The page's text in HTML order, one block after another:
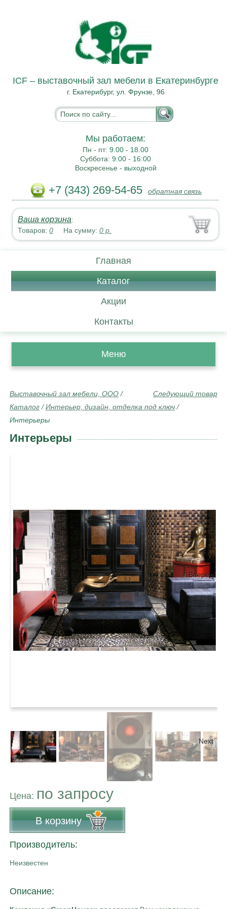
ICF – выставочный зал мебели в Екатеринбурге
г. Екатерибург, ул. Фрунзе, 96
Мы работаем:
Пн - пт:9.00 - 18.00
Суббота:9:00 - 16:00
Воскресенье - выходной
+7 (343) 269-54-65 обратная связь
Ваша корзина:
Товаров:0 На сумму:0 р.
Главная
Каталог
Акции
Контакты
Меню
Следующий товар
Выставочный зал мебели, ООО /
Каталог /Интерьер, дизайн, отделка под ключ /
Интерьеры
Интерьеры
Вперёд
Next
Цена: по запросу
В корзину
Производитель:
Неизвестен
Описание: